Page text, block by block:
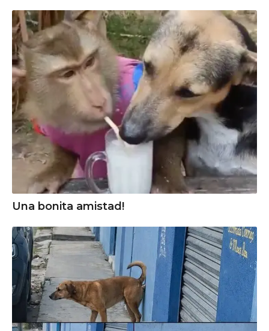
Una bonita amistad!